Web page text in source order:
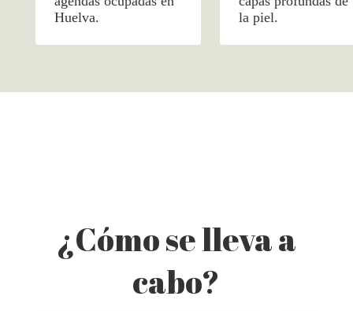
Huelva.
la piel.
¿Cómo se lleva a
cabo?